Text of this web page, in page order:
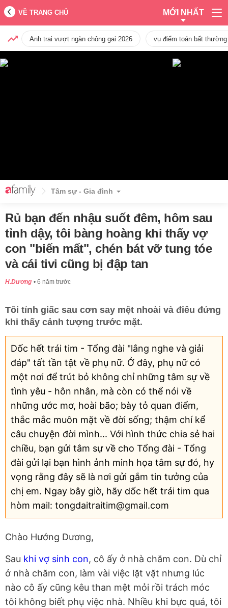
VỀ TRANG CHỦ MỚI NHẤT
Anh trai vượt ngàn chông gai 2026 vụ điểm toán bất
Tâm sự - Gia đình
Rủ bạn đến nhậu suốt đêm, hôm sau
tỉnh dậy, tôi bàng hoàng khi thấy vợ
con "biến mất", chén bát vỡ tung tóe
và cái tivi cũng bị đập tan
H.Dương 6 năm trước
Tôi tỉnh giấc sau cơn say mệt nhoài và điêu đứng
khi thấy cảnh tượng trước mặt.
Dốc hết trái tim - Tổng đài "lắng nghe và giải
đáp" tất tần tật về phụ nữ. Ở đây, phụ nữ có
một nơi để trút bỏ không chỉ những tâm sự về
tình yêu - hôn nhân, mà còn có thể nói về
những ước mơ, hoài bão; bày tỏ quan điểm,
thắc mắc muôn mặt về đời sống; thậm chí kể
câu chuyện đời mình... Với hình thức chia sẻ hai
chiều, bạn gửi tâm sự về cho Tổng đài - Tổng
đài gửi lại bạn hình ảnh minh họa tâm sự đó, hy
vọng rằng đây sẽ là nơi gửi gắm tin tưởng của
chị em. Ngay bây giờ, hãy dốc hết trái tim qua
hòm mail: tongdaitraitim@gmail.com
Chào Hướng Dương,
Sau khi vợ sinh con, cô ấy ở nhà chăm con. Dù chỉ
ở nhà chăm con, làm vài việc lặt vặt nhưng lúc
nào cô ấy cũng kêu than mệt mỏi rồi trách móc
tôi không biết phụ việc nhà. Nhiều khi bực quá, tôi